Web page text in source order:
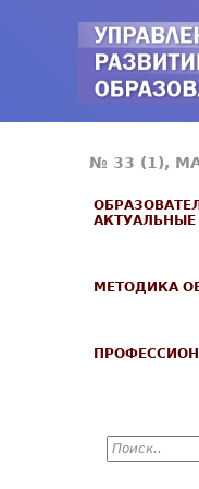
№ 33 (1),
АКТУАЛЬНЫЕ
МЕТОДИКА
П
о